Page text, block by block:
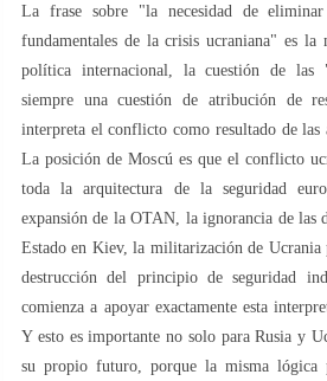
La frase sobre "la necesidad de
fundamentales de la crisis ucraniana" es la
política internacional, la cuestión de las
siempre una cuestión de atribución de
interpreta el conflicto como resultado de las
La posición de Moscú es que el conflicto
toda la arquitectura de la seguridad
expansión de la OTAN, la ignorancia de las
Estado en Kiev, la militarización de Ucrania
destrucción del principio de seguridad
comienza a apoyar exactamente esta
Y esto es importante no solo para Rusia y
su propio futuro, porque la misma lógica